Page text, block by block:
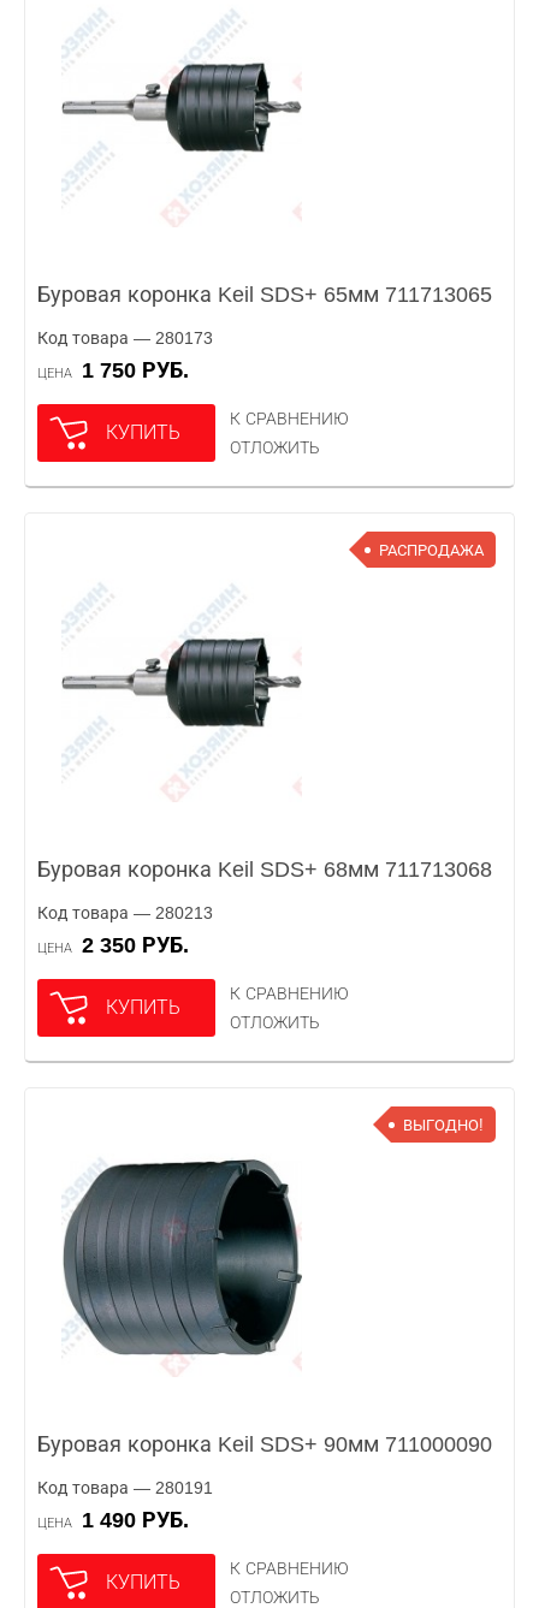
Буровая коронка Keil SDS+ 65мм 711713065
Код товара — 280173
ЦЕНА 1 750 РУБ.
КУПИТЬ
К СРАВНЕНИЮ
ОТЛОЖИТЬ
РАСПРОДАЖА
Буровая коронка Keil SDS+ 68мм 711713068
Код товара — 280213
ЦЕНА 2 350 РУБ.
КУПИТЬ
К СРАВНЕНИЮ
ОТЛОЖИТЬ
ВЫГОДНО!
Буровая коронка Keil SDS+ 90мм 711000090
Код товара — 280191
ЦЕНА 1 490 РУБ.
КУПИТЬ
К СРАВНЕНИЮ
ОТЛОЖИТЬ